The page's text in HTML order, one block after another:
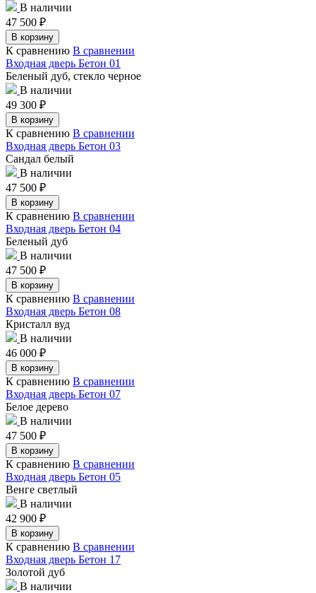
В наличии
47 500 ₽
В корзину
К сравнению В сравнении
Входная дверь Бетон 01
Беленый дуб, стекло черное
В наличии
49 300 ₽
В корзину
К сравнению В сравнении
Входная дверь Бетон 03
Сандал белый
В наличии
47 500 ₽
В корзину
К сравнению В сравнении
Входная дверь Бетон 04
Беленый дуб
В наличии
47 500 ₽
В корзину
К сравнению В сравнении
Входная дверь Бетон 08
Кристалл вуд
В наличии
46 000 ₽
В корзину
К сравнению В сравнении
Входная дверь Бетон 07
Белое дерево
В наличии
47 500 ₽
В корзину
К сравнению В сравнении
Входная дверь Бетон 05
Венге светлый
В наличии
42 900 ₽
В корзину
К сравнению В сравнении
Входная дверь Бетон 17
Золотой дуб
В наличии